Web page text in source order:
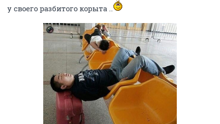
у своего разбитого корыта ..